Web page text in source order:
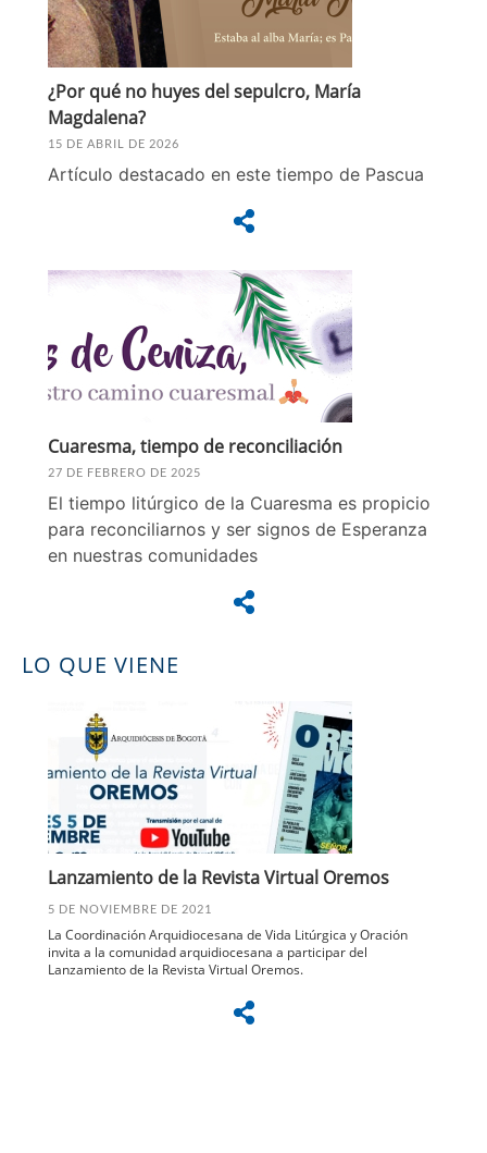
¿Por qué no huyes del sepulcro, María
Magdalena?
15 DE ABRIL DE 2026
Artículo destacado en este tiempo de Pascua
Cuaresma, tiempo de reconciliación
27 DE FEBRERO DE 2025
El tiempo litúrgico de la Cuaresma es propicio
para reconciliarnos y ser signos de Esperanza
en nuestras comunidades
LO QUE VIENE
Lanzamiento de la Revista Virtual Oremos
5 DE NOVIEMBRE DE 2021
La Coordinación Arquidiocesana de Vida Litúrgica y Oración
invita a la comunidad arquidiocesana a participar del
Lanzamiento de la Revista Virtual Oremos.